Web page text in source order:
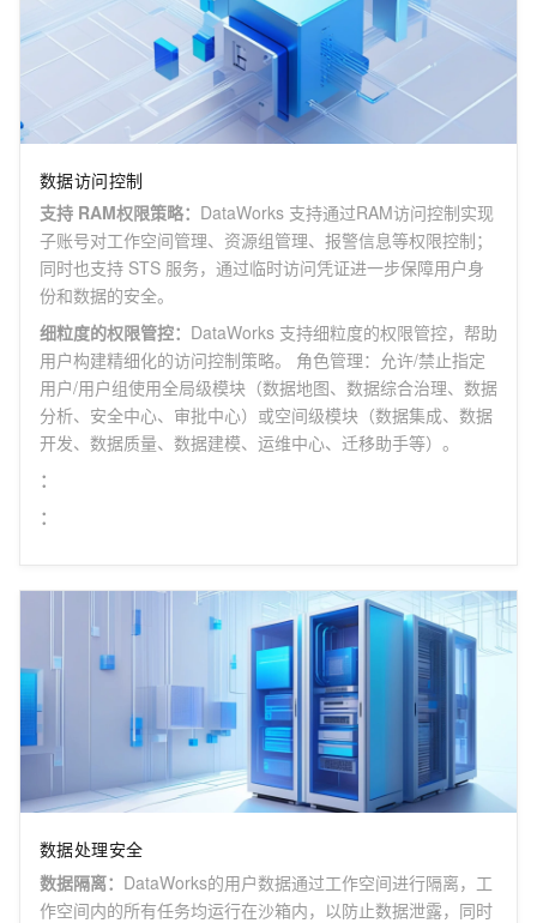
数据访问控制
支持 RAM权限策略： DataWorks 支持通过RAM访问控制实现
子账号对工作空间管理、资源组管理、报警信息等权限控制；
同时也支持 STS 服务，通过临时访问凭证进一步保障用户身
份和数据的安全。
细粒度的权限管控： DataWorks 支持细粒度的权限管控，帮助
用户构建精细化的访问控制策略。 角色管理：允许/禁止指定
用户/用户组使用全局级模块（数据地图、数据综合治理、数据
分析、安全中心、审批中心）或空间级模块（数据集成、数据
开发、数据质量、数据建模、运维中心、迁移助手等）。
：
：
数据处理安全
数据隔离： DataWorks的用户数据通过工作空间进行隔离，工
作空间内的所有任务均运行在沙箱内，以防止数据泄露，同时